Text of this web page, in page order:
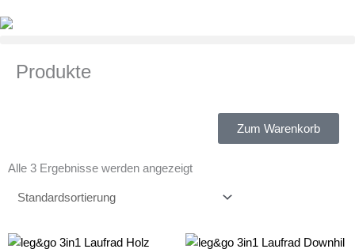
Inhalt
Produkte
Zum Warenkorb
Alle 3 Ergebnisse werden angezeigt